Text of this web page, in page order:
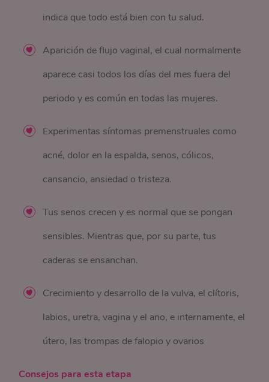
indica que todo está bien con tu salud.
Aparición de flujo vaginal, el cual normalmente
aparece casi todos los días del mes fuera del
periodo y es común en todas las mujeres.
Experimentas síntomas premenstruales como
acné, dolor en la espalda, senos, cólicos,
cansancio, ansiedad o tristeza.
Tus senos crecen y es normal que se pongan
sensibles. Mientras que, por su parte, tus
caderas se ensanchan.
Crecimiento y desarrollo de la vulva, el clítoris,
labios, uretra, vagina y el ano, e internamente, el
útero, las trompas de falopio y ovarios
Consejos para esta etapa